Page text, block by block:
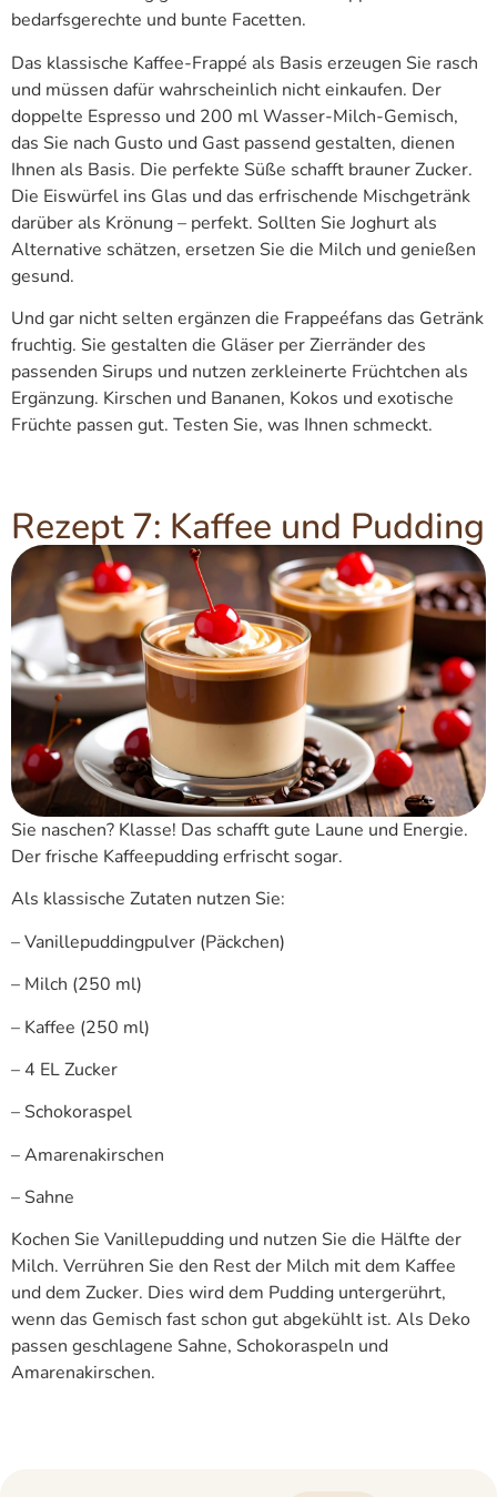
bedarfsgerechte und bunte Facetten.
Das klassische Kaffee-Frappé als Basis erzeugen Sie rasch
und müssen dafür wahrscheinlich nicht einkaufen. Der
doppelte Espresso und 200 ml Wasser-Milch-Gemisch,
das Sie nach Gusto und Gast passend gestalten, dienen
Ihnen als Basis. Die perfekte Süße schafft brauner Zucker.
Die Eiswürfel ins Glas und das erfrischende Mischgetränk
darüber als Krönung – perfekt. Sollten Sie Joghurt als
Alternative schätzen, ersetzen Sie die Milch und genießen
gesund.
Und gar nicht selten ergänzen die Frappeéfans das Getränk
fruchtig. Sie gestalten die Gläser per Zierränder des
passenden Sirups und nutzen zerkleinerte Früchtchen als
Ergänzung. Kirschen und Bananen, Kokos und exotische
Früchte passen gut. Testen Sie, was Ihnen schmeckt.
Rezept 7: Kaffee und Pudding
Sie naschen? Klasse! Das schafft gute Laune und Energie.
Der frische Kaffeepudding erfrischt sogar.
Als klassische Zutaten nutzen Sie:
– Vanillepuddingpulver (Päckchen)
– Milch (250 ml)
– Kaffee (250 ml)
– 4 EL Zucker
– Schokoraspel
– Amarenakirschen
– Sahne
Kochen Sie Vanillepudding und nutzen Sie die Hälfte der
Milch. Verrühren Sie den Rest der Milch mit dem Kaffee
und dem Zucker. Dies wird dem Pudding untergerührt,
wenn das Gemisch fast schon gut abgekühlt ist. Als Deko
passen geschlagene Sahne, Schokoraspeln und
Amarenakirschen.